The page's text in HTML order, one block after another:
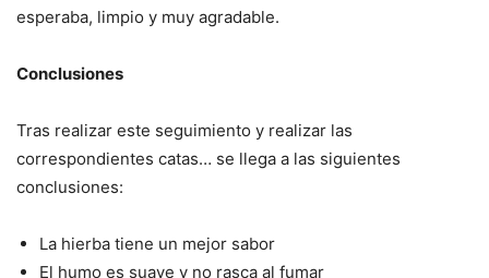
esperaba, limpio y muy agradable.
Conclusiones
Tras realizar este seguimiento y realizar las
correspondientes catas… se llega a las siguientes
conclusiones:
La hierba tiene un mejor sabor
El humo es suave y no rasca al fumar